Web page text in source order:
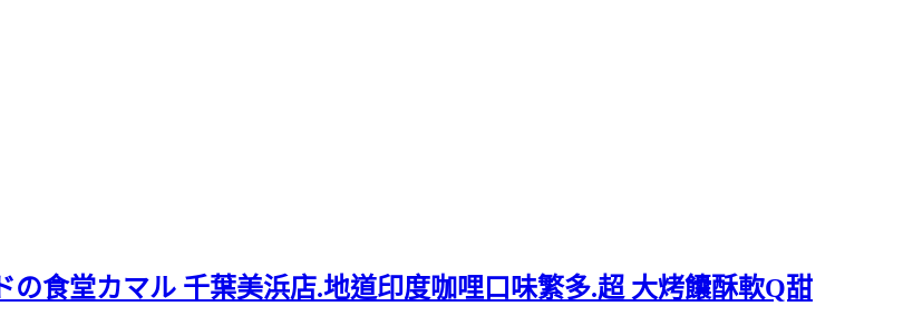
の食堂カマル 千葉美浜店.地道印度咖哩口味繁多.超 大烤饢酥軟Q甜